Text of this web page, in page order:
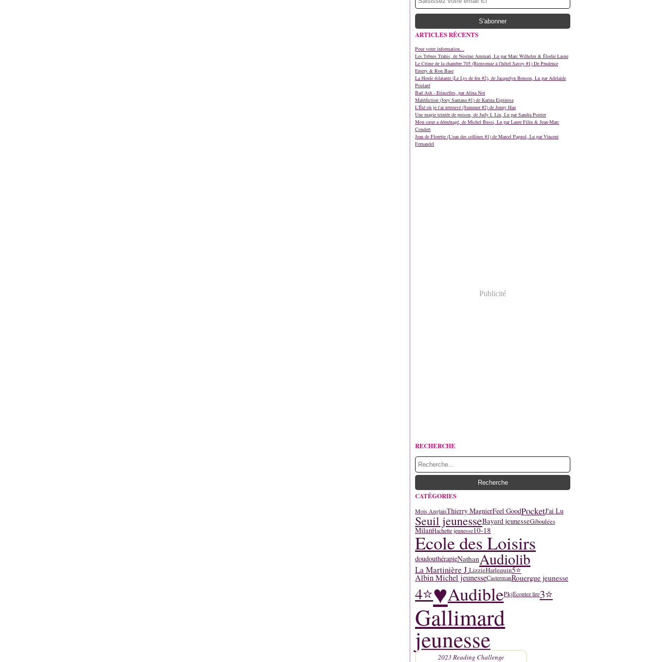
ARTICLES RÉCENTS
Pour votre information...
Les Trônes Trahis, de Nesrine Ammari, Lu par Marc Wilhelm & Élodie Lasne
Le Crime de la chambre 705 (Bienvenue à l'hôtel Savoy #1) De Prudence
Emery & Ron Base
La Houle éclatante (Le Lys de feu #2), de Jacquelyn Benson, Lu par Adelaide
Poulard
Bad Ash - Etincelles, par Alina Not
Malédiction (Joey Santana #1) de Karina Espinosa
L'Été où je t'ai retrouvé (Summer #2) de Jenny Han
Une magie teintée de poison, de Judy I. Lin, Lu par Sandra Poirier
Mon cœur a déménagé, de Michel Bussi, Lu par Laure Filiu & Jean-Marc
Coudert
Jean de Florette (L'eau des collines #1) de Marcel Pagnol, Lu par Vincent
Fernandel
Publicité
RECHERCHE
CATÉGORIES
Mois AnglaisThierry MagnierFeel GoodPocketJ'ai Lu
Seuil jeunesseBayard jeunesseGiboulées
MilanHachette jeunesse10-18
Ecole des Loisirs
doudouthérapieNathanAudiolib
La Martinière J.LizzieHarlequin5⭐
Albin Michel jeunesseCastermanRouergue jeunesse
4⭐♥AudiblePkjEcoutez lire3⭐
Gallimard
jeunesse
2023 Reading Challenge